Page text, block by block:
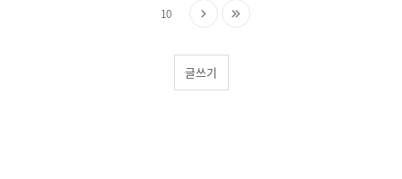
10
다
으
로
마
글쓰기